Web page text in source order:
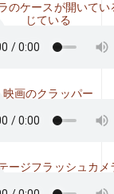
のケースが開いてい
じている
映画のクラッパー
テージフラッシュカメ